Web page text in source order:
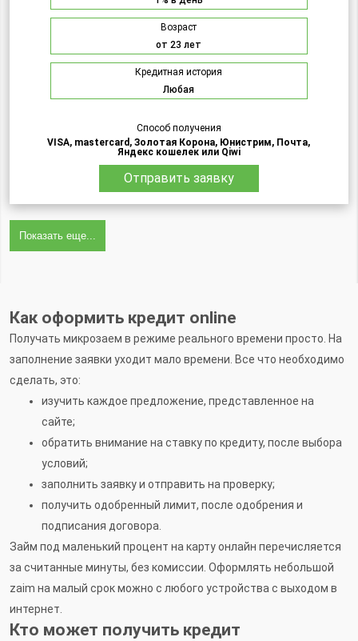
Возраст
от 23 лет
Кредитная история
Любая
Способ получения
VISA, mastercard, Золотая Корона, Юнистрим, Почта,
Яндекс кошелек или Qiwi
Отправить заявку
Показать еще...
Как оформить кредит online
Получать микрозаем в режиме реального времени просто. На
заполнение заявки уходит мало времени. Все что необходимо
сделать, это:
изучить каждое предложение, представленное на
сайте;
обратить внимание на ставку по кредиту, после выбора
условий;
заполнить заявку и отправить на проверку;
получить одобренный лимит, после одобрения и
подписания договора.
Займ под маленький процент на карту онлайн перечисляется
за считанные минуты, без комиссии. Оформлять небольшой
zaim на малый срок можно с любого устройства с выходом в
интернет.
Кто может получить кредит